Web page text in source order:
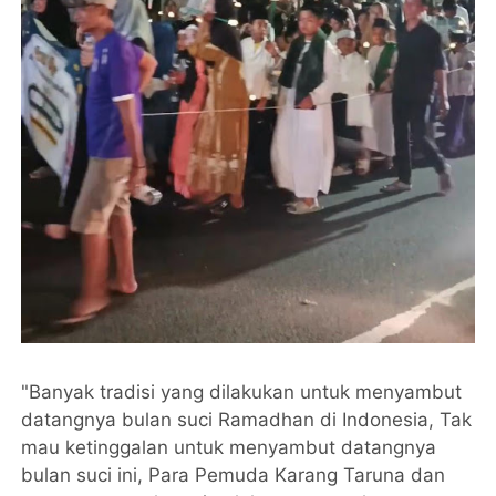
"Banyak tradisi yang dilakukan untuk menyambut
datangnya bulan suci Ramadhan di Indonesia, Tak
mau ketinggalan untuk menyambut datangnya
bulan suci ini, Para Pemuda Karang Taruna dan